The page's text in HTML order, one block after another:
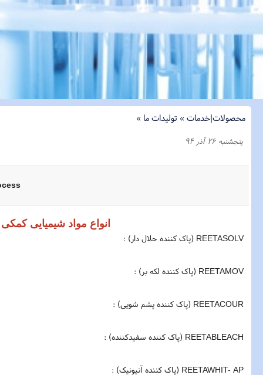
محصولات|خدمات » تولیدات ما »
پنجشنبه ۲۶ آذر ۹۴
انواع مواد شیمیایی
REETASOLV (پاک کننده حلال دار) :
REETAMOV (پاک کننده لکه بر) :
REETACOUR (پاک کننده پشم شویی) :
REETABLEACH (پاک کننده سفیدکننده) :
REETAWHIT- AP (پاک کننده آنیونیک) :